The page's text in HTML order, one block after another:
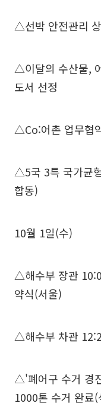
△선박 안전관리
△이달의 수산물,
도서 선정
△Co:어촌 업무협
△5국 3특 국가균
합동)
10월 1일(수)
△해수부 장관
약식(서울)
△해수부 차관
△'폐어구 수거 경
1000톤 수거 완료(